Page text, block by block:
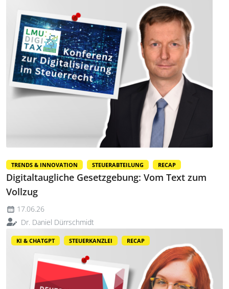
TRENDS & INNOVATION STEUERABTEILUNG RECAP
Digitaltaugliche Gesetzgebung: Vom Text zum
Vollzug
17.06.26
Dr. Daniel Dürrschmidt
KI & CHATGPT STEUERKANZLEI RECAP